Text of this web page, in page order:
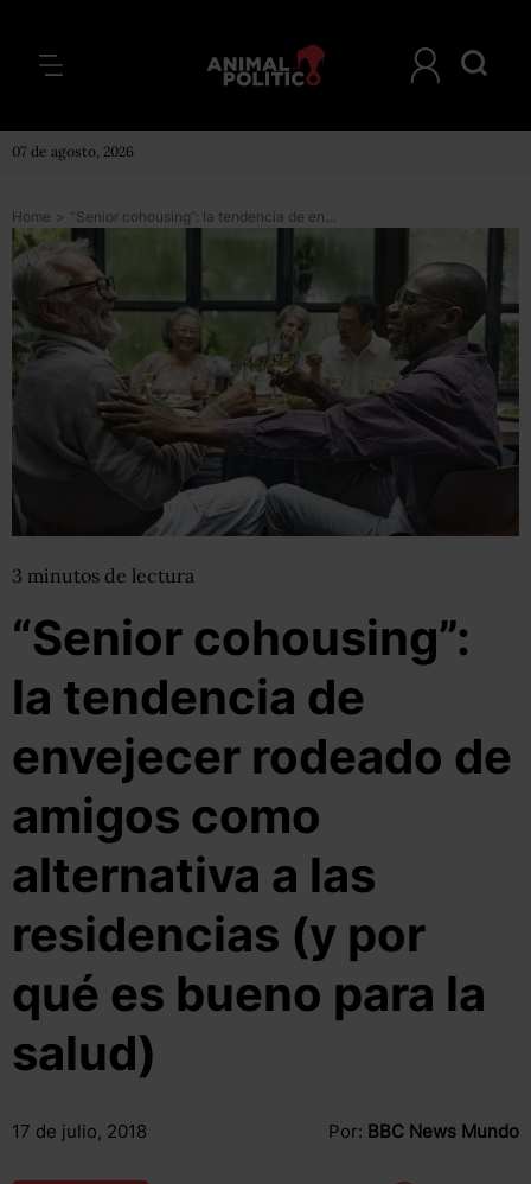
07 de agosto, 2026
Home > “Senior cohousing”: la tendencia de envejecer rodeado de amigos como alternativa a las residencias (y por qué es bueno para la salud)
3 minutos de lectura
“Senior cohousing”:
la tendencia de
envejecer rodeado de
amigos como
alternativa a las
residencias (y por
qué es bueno para la
salud)
17 de julio, 2018 Por: BBC News Mundo